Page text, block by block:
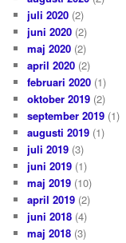
juli 2020 (2)
juni 2020 (2)
maj 2020 (2)
april 2020 (2)
februari 2020 (1)
oktober 2019 (2)
september 2019 (1)
augusti 2019 (1)
juli 2019 (3)
juni 2019 (1)
maj 2019 (10)
april 2019 (2)
juni 2018 (4)
maj 2018 (3)